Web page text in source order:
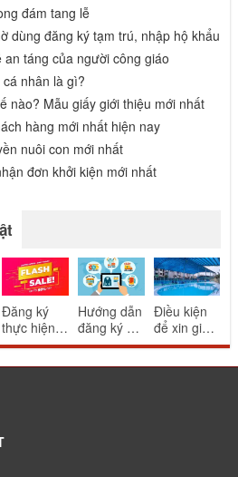
đám tang lễ
dùng đăng ký tạm trú, nhập hộ khẩu
táng của người công giáo
nhân là gì?
nào? Mẫu giấy giới thiệu mới nhất
hàng mới nhất hiện nay
nuôi con mới nhất
đơn khởi kiện mới nhất
Đăng ký
thực hiện
khuyến mại
Hướng dẫn
đăng ký và
thông báo
Điều kiện
để xin giấy
phép bể